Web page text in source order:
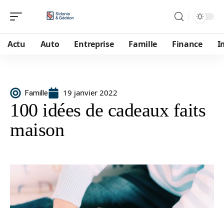
Actu Auto Entreprise Famille Finance
Famille 19 janvier 2022
100 idées de cadeaux faits
maison